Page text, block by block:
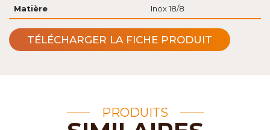
Matière Inox 18/8
TÉLÉCHARGER LA FICHE PRODUIT
PRODUITS